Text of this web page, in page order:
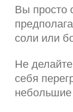
Вы просто
соли или
Не
себя